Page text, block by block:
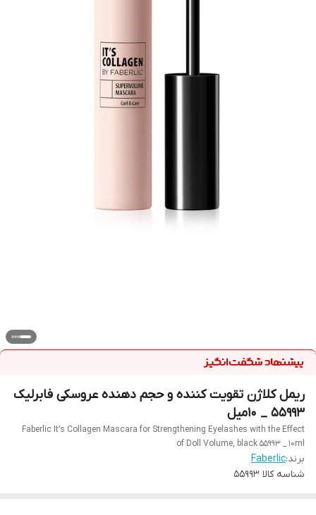
ریمل کلاژن تقویت کننده و حجم دهنده عروسکی فابرلیک
55993 _ ۱۰میل
Faberlic It’s Collagen Mascara for Strengthening Eyelashes with the Effect
of Doll Volume, black 55993 _ 10ml
برند:Faberlic
شناسه کالا 55993